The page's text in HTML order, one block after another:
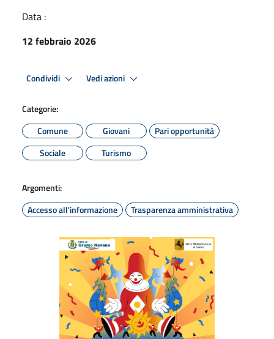
Data :
12 febbraio 2026
Condividi Vedi azioni
Categorie:
Comune
Giovani
Pari opportunità
Sociale
Turismo
Argomenti:
Accesso all'informazione
Trasparenza amministrativa